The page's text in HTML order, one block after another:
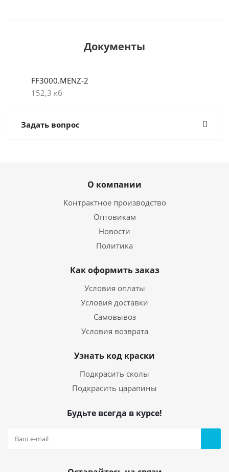
Документы
FF3000.MENZ-2
152,3 кб
Задать вопрос
О компании
Контрактное производство
Оптовикам
Новости
Политика
Как оформить заказ
Условия оплаты
Условия доставки
Самовывоз
Условия возврата
Узнать код краски
Подкрасить сколы
Подкрасить царапины
Будьте всегда в курсе!